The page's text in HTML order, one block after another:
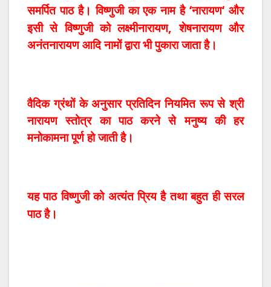
समर्पित पाठ है। विष्णुजी का एक नाम है‘नारायण‘और
इसी से विष्णुजी को लक्ष्मीनारायण,शेषनारायण और
अनंतनारायण आदि नामों द्वारा भी पुकारा जाता है।
वैदिक ग्रंथों के अनुसार प्रतिदिन नियमित रूप से श्री
नारायण
स्तोत्र का पाठ करने से मनुष्‍य की
हर
मनोकामना पूर्ण हो जाती है।
यह पाठ विष्णुजी कोअत्यंतप्रिय है तथा बहुत ही सरल
पाठ है।